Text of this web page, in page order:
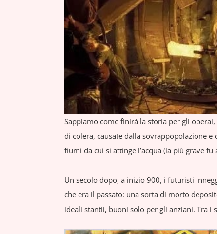
Sappiamo come finirà la storia per gli
di colera, causate dalla sovrappopolazione
fiumi da cui si attinge l’acqua (la più grave fu
Un secolo dopo, a inizio 900, i futuristi
che era il passato: una sorta di morto
ideali stantii, buoni solo per gli anziani. Tra i